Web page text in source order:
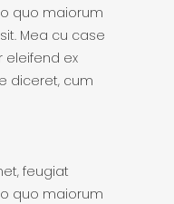
quo maiorum
Mea cu case
eleifend ex
diceret, cum
feugiat
quo maiorum